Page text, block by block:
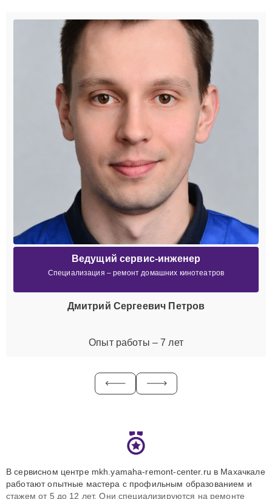
Ведущий сервис-инженер
Специализация – ремонт домашних кинотеатров
Дмитрий Сергеевич Петров
Опыт работы – 7 лет
В сервисном центре mkh.yamaha-remont-center.ru в Махачкале
работают опытные мастера с профильным образованием и
стажем от 5 до 12 лет. Они специализируются на ремонте